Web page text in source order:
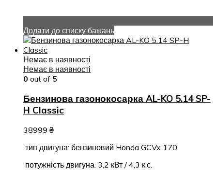
Додати до списку бажань
Немає в наявності
Немає в наявності
0 out of 5
Бензинова газонокосарка AL-KO 5.14 SP-
H Classic
38999 ₴
тип двигуна: бензиновий Honda GCVx 170
потужність двигуна: 3,2 кВт / 4,3 к.с.